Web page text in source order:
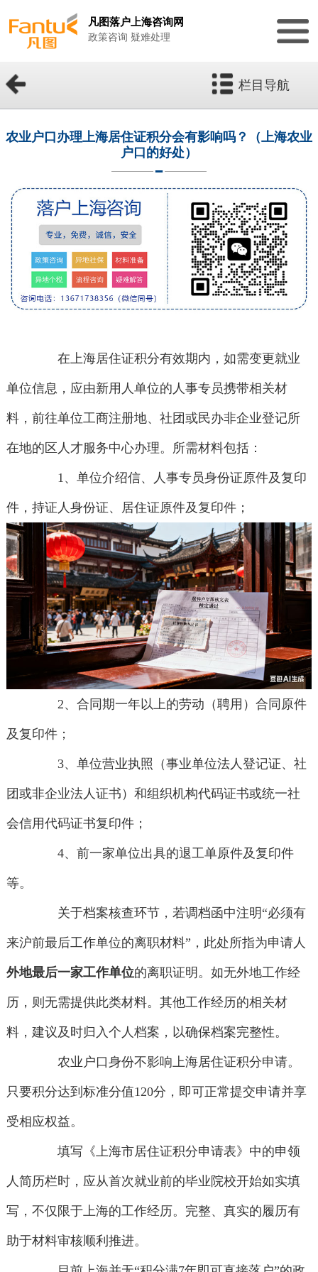
凡图落户上海咨询网
政策咨询 疑难处理
栏目导航
农业户口办理上海居住证积分会有影响吗？（上海农业
户口的好处）
在上海居住证积分有效期内，如需变更就业
单位信息，应由新用人单位的人事专员携带相关材
料，前往单位工商注册地、社团或民办非企业登记所
在地的区人才服务中心办理。所需材料包括：
1、单位介绍信、人事专员身份证原件及复印
件，持证人身份证、居住证原件及复印件；
2、合同期一年以上的劳动（聘用）合同原件
及复印件；
3、单位营业执照（事业单位法人登记证、社
团或非企业法人证书）和组织机构代码证书或统一社
会信用代码证书复印件；
4、前一家单位出具的退工单原件及复印件
等。
关于档案核查环节，若调档函中注明“必须有
来沪前最后工作单位的离职材料”，此处所指为申请人
外地最后一家工作单位的离职证明。如无外地工作经
历，则无需提供此类材料。其他工作经历的相关材
料，建议及时归入个人档案，以确保档案完整性。
农业户口身份不影响上海居住证积分申请。
只要积分达到标准分值120分，即可正常提交申请并享
受相应权益。
填写《上海市居住证积分申请表》中的申领
人简历栏时，应从首次就业前的毕业院校开始如实填
写，不仅限于上海的工作经历。完整、真实的履历有
助于材料审核顺利推进。